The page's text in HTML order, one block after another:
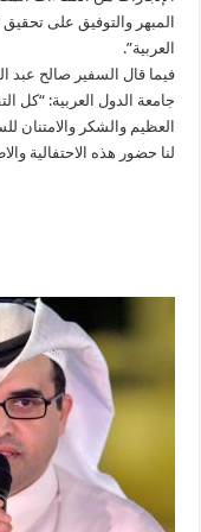
المبهر والتوفيق على تحقيق
العربية”.
فيما قال السفير صالح عبد
جامعة الدول العربية: “كل
العظيم والشكر والامتنان
لنا حضور هذه الاحتفالية